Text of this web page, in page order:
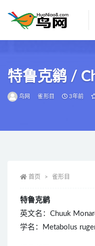
特鲁克鹟 /
鸟网 雀形目 3年前
首页 雀形目
特鲁克鹟
英文名：Chuuk
学名：Metabolus